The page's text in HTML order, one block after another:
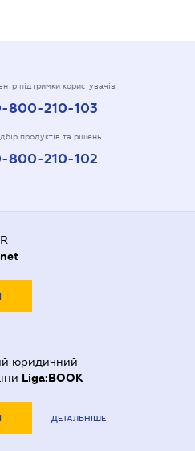
підтримки користувачів
800-210-103
продуктів та рішень
800-210-102
юридичний
Liga:BOOK
ДЕТАЛЬНІШЕ